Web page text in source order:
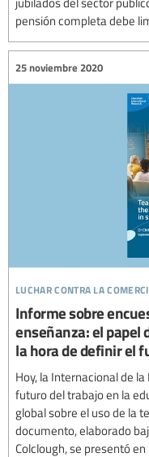
pensión completa debe
luchar contra la
25 noviembre 2020
Informe sobre
enseñanza: el papel
la hora de definir el
Hoy, la Internacional de
futuro del trabajo en la
global sobre el uso de la
documento, elaborado
Colclough, se presentó